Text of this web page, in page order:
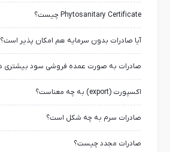
Phytosanitary Certificate چیست؟
آیا صادرات بدون سرمایه هم امکان پذیر است؟
اکسپورت (export) به چه معناست؟
صادرات سرم به چه شکل است؟
صادرات مجدد چیست؟